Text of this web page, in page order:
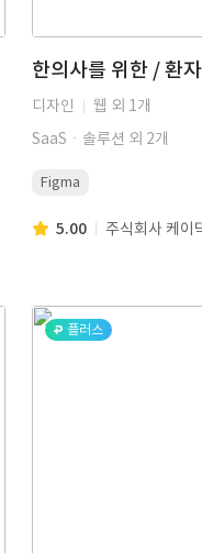
디자인
웹 외 1개
SaaSㆍ솔루션 외 2개
Figma
5.00 주식회사 케이
플러스